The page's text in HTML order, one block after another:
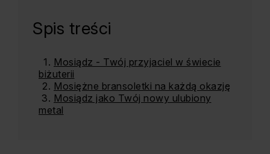
Spis treści
Mosiądz - Twój przyjaciel w świecie
biżuterii
Mosiężne bransoletki na każdą okazję
Mosiądz jako Twój nowy ulubiony
metal